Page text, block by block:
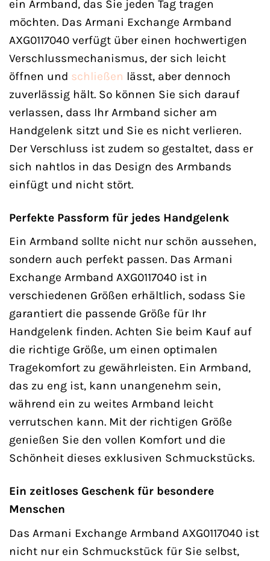
ein Armband, das Sie jeden Tag tragen
möchten. Das Armani Exchange Armband
AXG0117040 verfügt über einen hochwertigen
Verschlussmechanismus, der sich leicht
öffnen und schließen lässt, aber dennoch
zuverlässig hält. So können Sie sich darauf
verlassen, dass Ihr Armband sicher am
Handgelenk sitzt und Sie es nicht verlieren.
Der Verschluss ist zudem so gestaltet, dass er
sich nahtlos in das Design des Armbands
einfügt und nicht stört.
Perfekte Passform für jedes Handgelenk
Ein Armband sollte nicht nur schön aussehen,
sondern auch perfekt passen. Das Armani
Exchange Armband AXG0117040 ist in
verschiedenen Größen erhältlich, sodass Sie
garantiert die passende Größe für Ihr
Handgelenk finden. Achten Sie beim Kauf auf
die richtige Größe, um einen optimalen
Tragekomfort zu gewährleisten. Ein Armband,
das zu eng ist, kann unangenehm sein,
während ein zu weites Armband leicht
verrutschen kann. Mit der richtigen Größe
genießen Sie den vollen Komfort und die
Schönheit dieses exklusiven Schmuckstücks.
Ein zeitloses Geschenk für besondere
Menschen
Das Armani Exchange Armband AXG0117040 ist
nicht nur ein Schmuckstück für Sie selbst,